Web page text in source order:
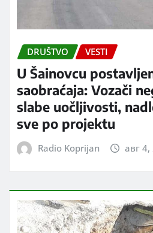
DRUŠTVO VESTI
U Šainovcu
saobraćaja: Vozači
slabe uočljivosti,
sve po projektu
Radio Koprijan авг 4,